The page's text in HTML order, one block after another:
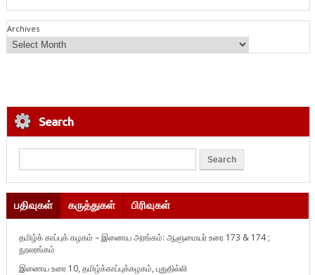
Archives
Search
பதிவுகள் கருத்துகள் பிரிவுகள்
தமிழ்க் காப்புக் கழகம் – இணைய அரங்கம்: ஆளுமையர் உரை 173 & 174 ;
நூலரங்கம்
இணைய உரை 10, தமிழ்க்காப்புக்கழகம், புதுதில்லி